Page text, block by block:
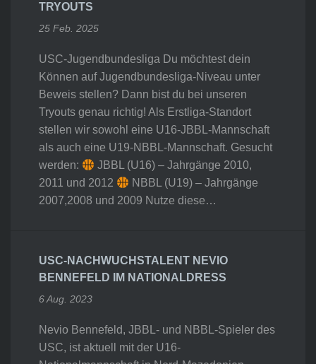
TRYOUTS
25 Feb. 2025
USC-Jugendbundesliga Du möchtest dein
Können auf Jugendbundesliga-Niveau unter
Beweis stellen? Dann bist du bei unseren
Tryouts genau richtig! Als Erstliga-Standort
stellen wir sowohl eine U16-JBBL-Mannschaft
als auch eine U19-NBBL-Mannschaft. Gesucht
werden:
JBBL (U16) – Jahrgänge 2010,
2011 und 2012
NBBL (U19) – Jahrgänge
2007,2008 und 2009 Nutze diese…
USC-NACHWUCHSTALENT NEVIO
BENNEFELD IM NATIONALDRESS
6 Aug. 2023
Nevio Bennefeld, JBBL- und NBBL-Spieler des
USC, ist aktuell mit der U16-